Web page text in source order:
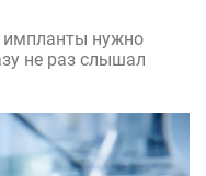
импланты нужно
не раз слышал